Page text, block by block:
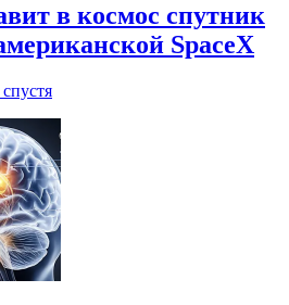
в космос спутник
SpaceX